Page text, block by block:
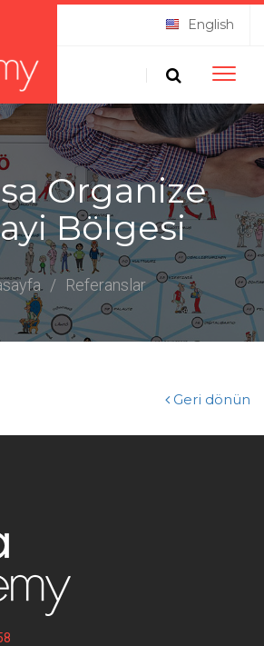
English
Toggle
Organize
Bölgesi
/ Referanslar
Geri dönün